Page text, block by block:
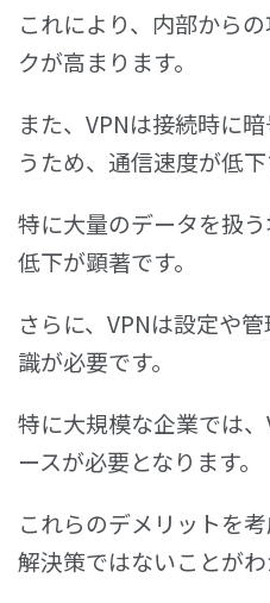
これにより、内部から
クが高まります。
また、VPNは接続時に
うため、通信速度が低
特に大量のデータを扱
低下が顕著です。
さらに、VPNは設定や
識が必要です。
特に大規模な企業では
ースが必要となります。
これらのデメリットを
解決策ではないことがわ